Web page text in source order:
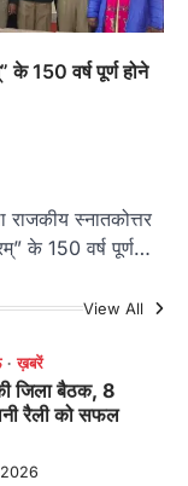
के 150 वर्ष पूर्ण होने
स्नातकोत्तर
के 150 वर्ष पूर्ण…
View All
दिवस गुरुवार को…
पर फूटा
सरकार का पुतला
ख़बरें
जिला बैठक, 8
रैली को सफल